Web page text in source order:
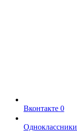
Вконтакте 0
Одноклассники